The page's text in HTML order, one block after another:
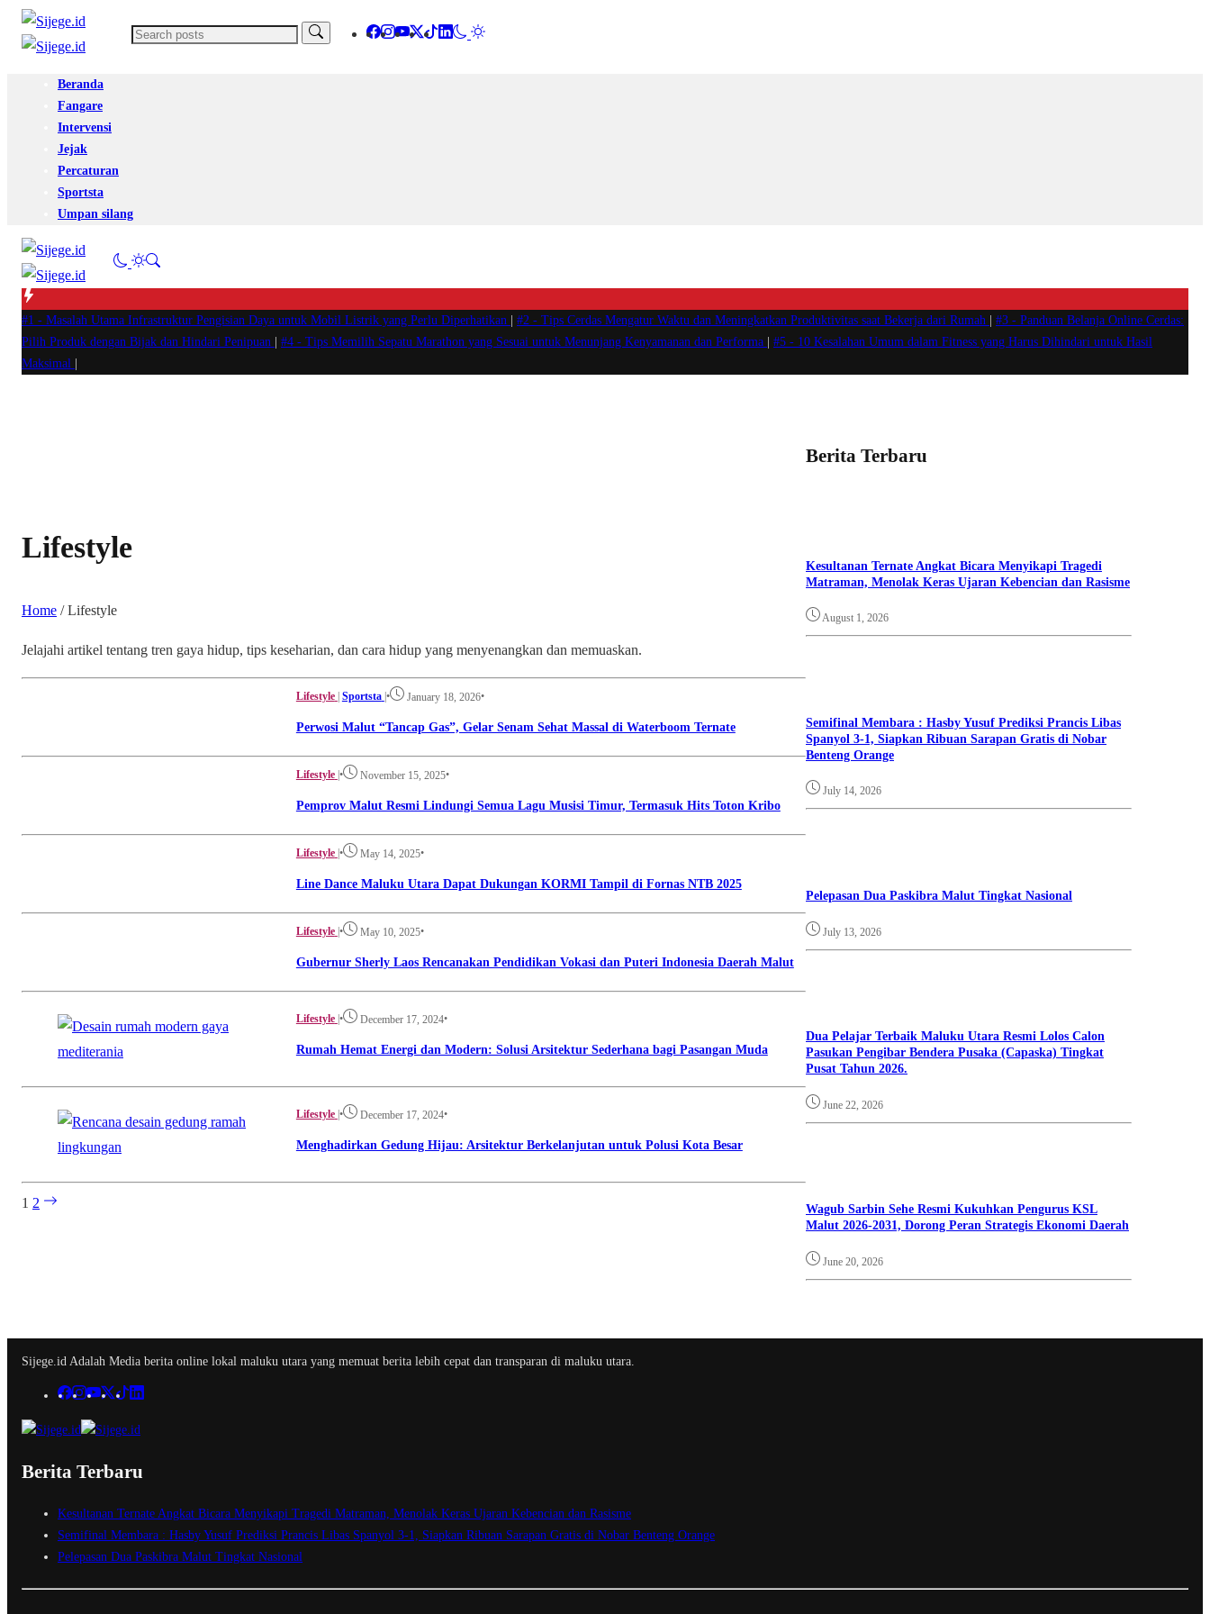
Beranda
Fangare
Intervensi
Jejak
Percaturan
Sportsta
Umpan silang
#1 - Masalah Utama Infrastruktur Pengisian Daya untuk Mobil Listrik yang Perlu Diperhatikan #2 - Tips Cerdas Mengatur Waktu dan Meningkatkan Produktivitas saat Bekerja dari Rumah #3 - Panduan Belanja Online Cerdas:
Pilih Produk dengan Bijak dan Hindari Penipuan
#4 - Tips Memilih Sepatu Marathon yang Sesuai untuk Menunjang Kenyamanan dan Performa #5 - 10 Kesalahan Umum dalam Fitness yang Harus Dihindari untuk Hasil
Maksimal
Lifestyle
Home /Lifestyle
Jelajahi artikel tentang tren gaya hidup, tips keseharian, dan cara hidup yang menyenangkan dan memuaskan.
Lifestyle Sportsta • January 18, 2026•
Perwosi Malut “Tancap Gas”, Gelar Senam Sehat Massal di Waterboom Ternate
Lifestyle • November 15, 2025•
Pemprov Malut Resmi Lindungi Semua Lagu Musisi Timur, Termasuk Hits Toton Kribo
Lifestyle • May 14, 2025•
Line Dance Maluku Utara Dapat Dukungan KORMI Tampil di Fornas NTB 2025
Lifestyle • May 10, 2025•
Gubernur Sherly Laos Rencanakan Pendidikan Vokasi dan Puteri Indonesia Daerah Malut
Lifestyle |• December 17, 2024•
Rumah Hemat Energi dan Modern: Solusi Arsitektur Sederhana bagi Pasangan Muda
Lifestyle |• December 17, 2024•
Menghadirkan Gedung Hijau: Arsitektur Berkelanjutan untuk Polusi Kota Besar
1 2
Berita Terbaru
Kesultanan Ternate Angkat Bicara Menyikapi Tragedi
Matraman, Menolak Keras Ujaran Kebencian dan Rasisme
August 1, 2026
Semifinal Membara : Hasby Yusuf Prediksi Prancis Libas
Spanyol 3-1, Siapkan Ribuan Sarapan Gratis di Nobar
Benteng Orange
July 14, 2026
Pelepasan Dua Paskibra Malut Tingkat Nasional
July 13, 2026
Dua Pelajar Terbaik Maluku Utara Resmi Lolos Calon
Pasukan Pengibar Bendera Pusaka (Capaska) Tingkat
Pusat Tahun 2026.
June 22, 2026
Wagub Sarbin Sehe Resmi Kukuhkan Pengurus KSL
Malut 2026-2031, Dorong Peran Strategis Ekonomi Daerah
June 20, 2026
Sijege.id Adalah Media berita online lokal maluku utara yang memuat berita lebih cepat dan transparan di maluku utara.
Berita Terbaru
Kesultanan Ternate Angkat Bicara Menyikapi Tragedi Matraman, Menolak Keras Ujaran Kebencian dan Rasisme
Semifinal Membara : Hasby Yusuf Prediksi Prancis Libas Spanyol 3-1, Siapkan Ribuan Sarapan Gratis di Nobar Benteng Orange
Pelepasan Dua Paskibra Malut Tingkat Nasional